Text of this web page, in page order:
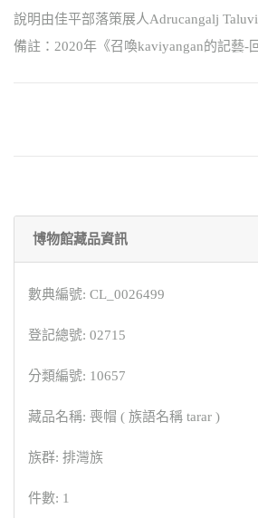
說明由佳平部落策展人Adrucangalj
備註：2020年《召喚kaviyangan的記藝-
博物館藏品資訊
數典編號: CL_0026499
登記總號: 02715
分類編號: 10657
藏品名稱: 喪帽 ( 族語名稱 tarar )
族群: 排灣族
件數: 1